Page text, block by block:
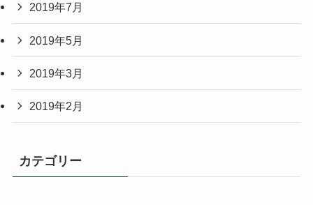
2019年7月
2019年5月
2019年3月
2019年2月
カテゴリー